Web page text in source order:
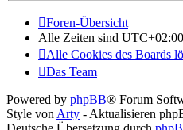
Foren-Übersicht
Alle Zeiten sind UTC+02:00
Alle Cookies des Boards
Das Team
Powered by phpBB® Forum
Style von Arty - Aktualisieren